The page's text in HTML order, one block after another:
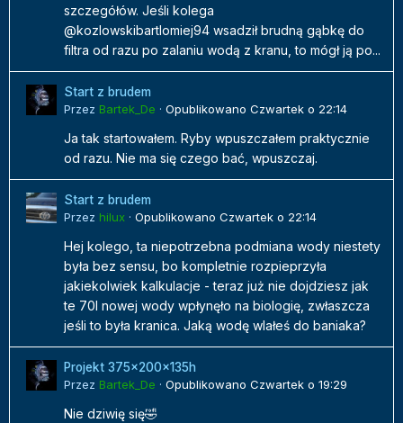
szczegółów. Jeśli kolega
@kozlowskibartlomiej94 wsadził brudną gąbkę do
filtra od razu po zalaniu wodą z kranu, to mógł ją po...
Start z brudem
Przez Bartek_De · Opublikowano Czwartek o 22:14
Ja tak startowałem. Ryby wpuszczałem praktycznie
od razu. Nie ma się czego bać, wpuszczaj.
Start z brudem
Przez hilux · Opublikowano Czwartek o 22:14
Hej kolego, ta niepotrzebna podmiana wody niestety
była bez sensu, bo kompletnie rozpieprzyła
jakiekolwiek kalkulacje - teraz już nie dojdziesz jak
te 70l nowej wody wpłynęło na biologię, zwłaszcza
jeśli to była kranica. Jaką wodę wlałeś do baniaka?
Projekt 375x200x135h
Przez Bartek_De · Opublikowano Czwartek o 19:29
Nie dziwię się🤣